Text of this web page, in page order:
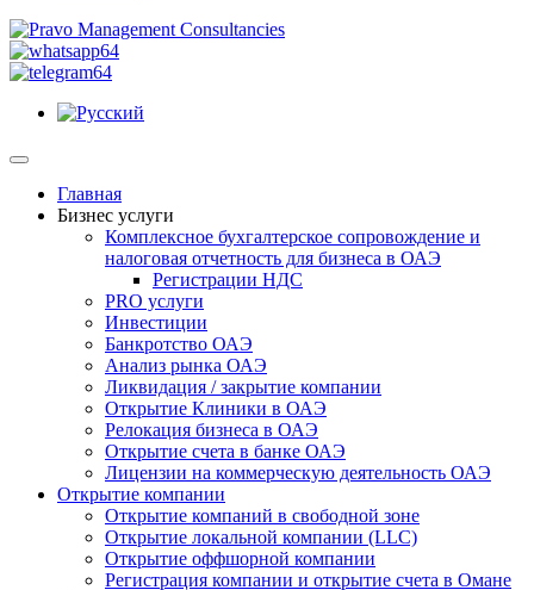
Главная
Бизнес услуги
Комплексное бухгалтерское сопровождение и
налоговая отчетность для бизнеса в ОАЭ
Регистрации НДС
PRO услуги
Инвестиции
Банкротство ОАЭ
Анализ рынка ОАЭ
Ликвидация / закрытие компании
Открытие Клиники в ОАЭ
Релокация бизнеса в ОАЭ
Открытие счета в банке ОАЭ
Лицензии на коммерческую деятельность ОАЭ
Открытие компании
Открытие компаний в свободной зоне
Открытие локальной компании (LLC)
Открытие оффшорной компании
Регистрация компании и открытие счета в Омане